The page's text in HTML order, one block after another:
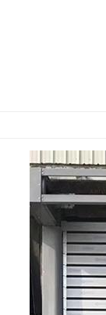
铝艺门.围栏